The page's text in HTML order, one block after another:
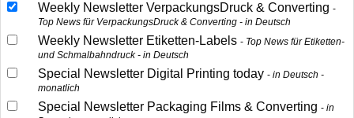
Weekly Newsletter VerpackungsDruck & Converting
Top News für VerpackungsDruck & Converting - in Deutsch
Weekly Newsletter Etiketten-Labels
Top News für Etiketten-
und Schmalbahndruck - in Deutsch
Special Newsletter Digital Printing today
in Deutsch -
monatlich
Special Newsletter Packaging Films & Converting
in